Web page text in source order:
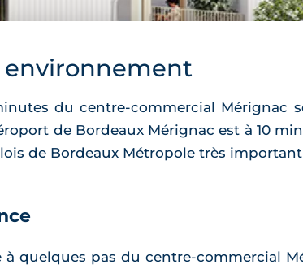
environnement
du centre-commercial Mérignac
de Bordeaux Mérignac est à 10
de Bordeaux Métropole très
quelques pas du centre-commercial